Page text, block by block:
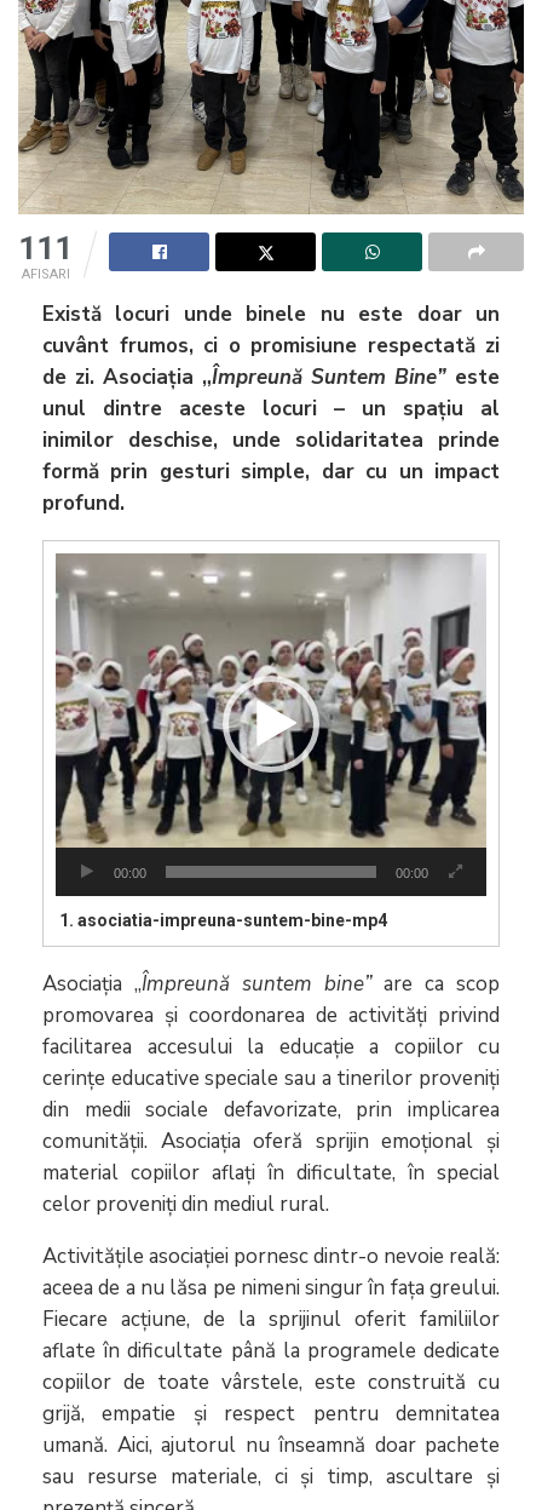
111
AFISARI
Există locuri unde binele nu este doar un
cuvânt frumos, ci o promisiune respectată zi
de zi. Asociația „Împreună Suntem Bine” este
unul dintre aceste locuri – un spațiu al
inimilor deschise, unde solidaritatea prinde
formă prin gesturi simple, dar cu un impact
profund.
Player
video
00:00 00:00
1. asociatia-impreuna-suntem-bine-mp4
Asociația „Împreună suntem bine”are ca scop
promovarea și coordonarea de activități privind
facilitarea accesului la educație a copiilor cu
cerințe educative speciale sau a tinerilor proveniți
din medii sociale defavorizate, prin implicarea
comunității. Asociația oferă sprijin emoțional și
material copiilor aflați în dificultate, în special
celor proveniți din mediul rural.
Activitățile asociației pornesc dintr-o nevoie reală:
aceea de a nu lăsa pe nimeni singur în fața greului.
Fiecare acțiune, de la sprijinul oferit familiilor
aflate în dificultate până la programele dedicate
copiilor de toate vârstele, este construită cu
grijă, empatie și respect pentru demnitatea
umană. Aici, ajutorul nu înseamnă doar pachete
sau resurse materiale, ci și timp, ascultare și